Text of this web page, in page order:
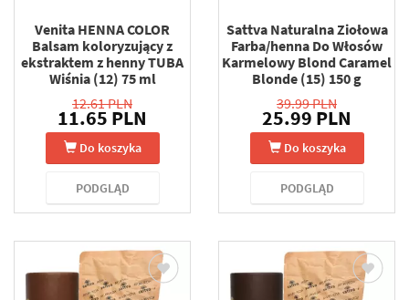
Venita HENNA COLOR
Balsam koloryzujący z
ekstraktem z henny TUBA
Wiśnia (12) 75 ml
12.61 PLN
11.65 PLN
Do koszyka
PODGLĄD
Sattva Naturalna Ziołowa
Farba/henna Do Włosów
Karmelowy Blond Caramel
Blonde (15) 150 g
39.99 PLN
25.99 PLN
Do koszyka
PODGLĄD